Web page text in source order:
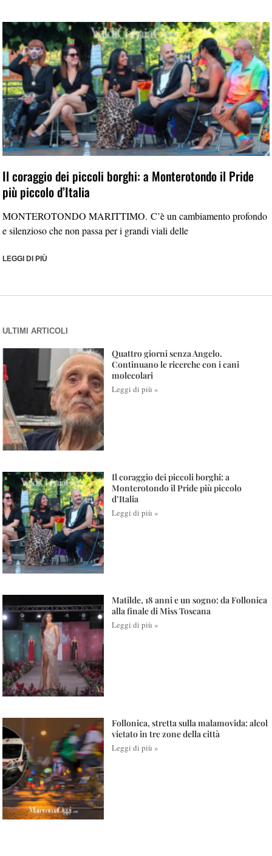
Il coraggio dei piccoli borghi: a Monterotondo il Pride
più piccolo d’Italia
MONTEROTONDO MARITTIMO. C’è un cambiamento profondo
e silenzioso che non passa per i grandi viali delle
LEGGI DI PIÙ
ULTIMI ARTICOLI
Quattro giorni senza Angelo.
Continuano le ricerche con i cani
molecolari
Leggi di più »
Il coraggio dei piccoli borghi: a
Monterotondo il Pride più piccolo
d’Italia
Leggi di più »
Matilde, 18 anni e un sogno: da Follonica
alla finale di Miss Toscana
Leggi di più »
Follonica, stretta sulla malamovida: alcol
vietato in tre zone della città
Leggi di più »